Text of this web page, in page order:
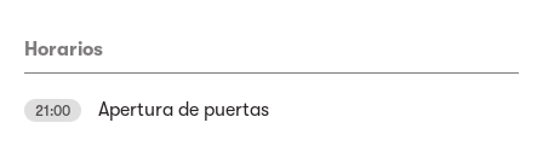
Horarios
21:00 Apertura de puertas